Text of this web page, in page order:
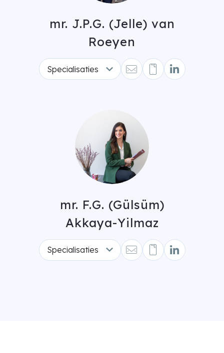
mr. J.P.G. (Jelle) van
Roeyen
Specialisaties
mr. F.G. (Gülsüm)
Akkaya-Yilmaz
Specialisaties